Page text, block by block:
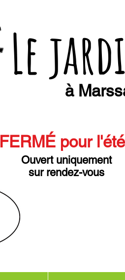
Le
à
FERMÉ pour l'été
Ouvert uniquement
sur rendez-vous